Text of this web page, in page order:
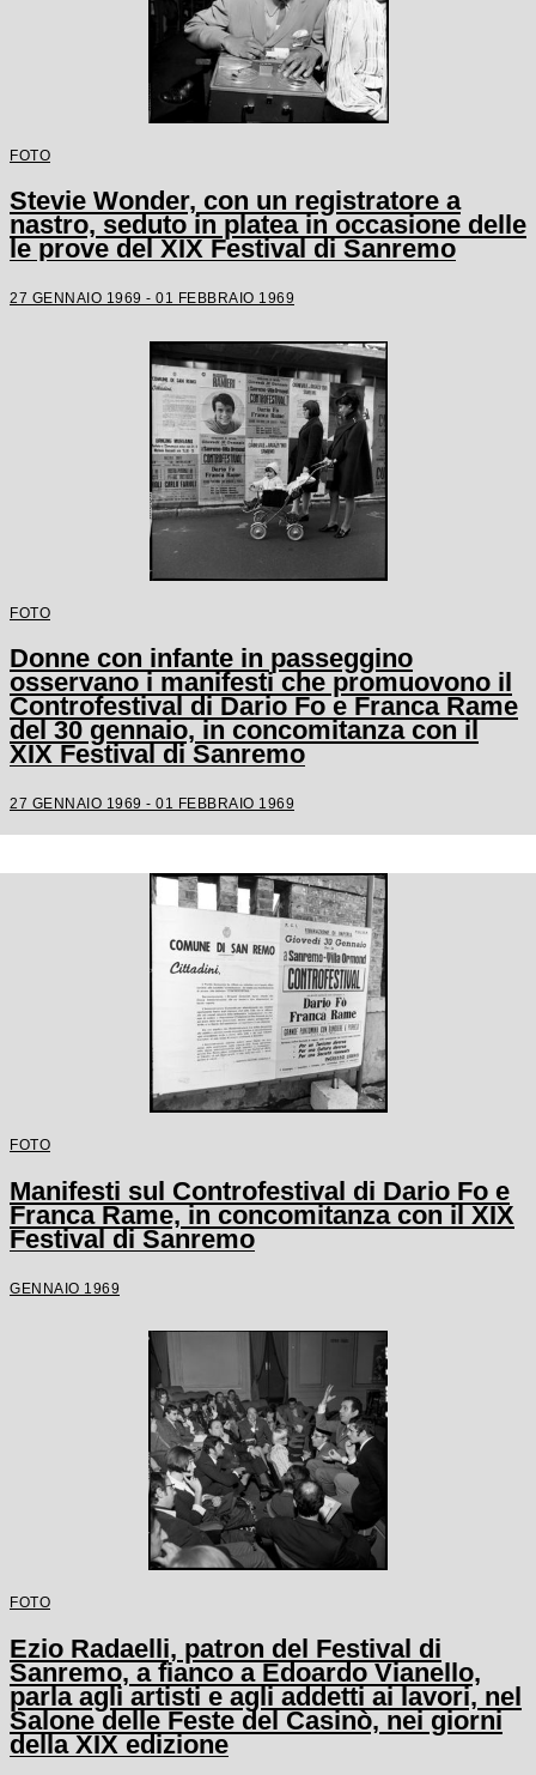
FOTO
Stevie Wonder, con un registratore a
nastro, seduto in platea in occasione delle
le prove del XIX Festival di Sanremo
27 GENNAIO 1969 - 01 FEBBRAIO 1969
FOTO
Donne con infante in passeggino
osservano i manifesti che promuovono il
Controfestival di Dario Fo e Franca Rame
del 30 gennaio, in concomitanza con il
XIX Festival di Sanremo
27 GENNAIO 1969 - 01 FEBBRAIO 1969
FOTO
Manifesti sul Controfestival di Dario Fo e
Franca Rame, in concomitanza con il XIX
Festival di Sanremo
GENNAIO 1969
FOTO
Ezio Radaelli, patron del Festival di
Sanremo, a fianco a Edoardo Vianello,
parla agli artisti e agli addetti ai lavori, nel
Salone delle Feste del Casinò, nei giorni
della XIX edizione